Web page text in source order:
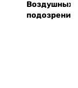
Воздушных
подозрение